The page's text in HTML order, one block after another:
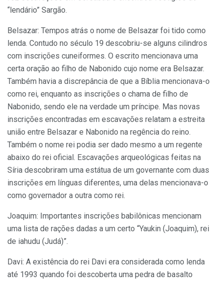
“lendário” Sargão.
Belsazar: Tempos atrás o nome de Belsazar foi tido como
lenda. Contudo no século 19 descobriu-se alguns cilindros
com inscrições cuneiformes. O escrito mencionava uma
certa oração ao filho de Nabonido cujo nome era Belsazar.
Também havia a discrepância de que a Bíblia mencionava-o
como rei, enquanto as inscrições o chama de filho de
Nabonido, sendo ele na verdade um príncipe. Mas novas
inscrições encontradas em escavações relatam a estreita
união entre Belsazar e Nabonido na regência do reino.
Também o nome rei podia ser dado mesmo a um regente
abaixo do rei oficial. Escavações arqueológicas feitas na
Síria descobriram uma estátua de um governante com duas
inscrições em línguas diferentes, uma delas mencionava-o
como governador a outra como rei.
Joaquim: Importantes inscrições babilônicas mencionam
uma lista de rações dadas a um certo “Yaukin (Joaquim), rei
de iahudu (Judá)”.
Davi: A existência do rei Davi era considerada como lenda
até 1993 quando foi descoberta uma pedra de basalto